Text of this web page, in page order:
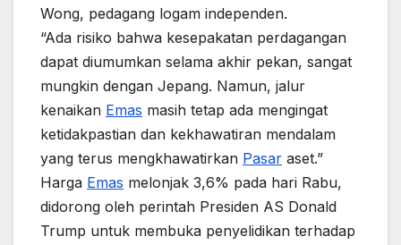
Wong, pedagang logam independen.
“Ada risiko bahwa kesepakatan perdagangan
dapat diumumkan selama akhir pekan, sangat
mungkin dengan Jepang. Namun, jalur
kenaikan Emas masih tetap ada mengingat
ketidakpastian dan kekhawatiran mendalam
yang terus mengkhawatirkan Pasar aset.”
Harga Emas melonjak 3,6% pada hari Rabu,
didorong oleh perintah Presiden AS Donald
Trump untuk membuka penyelidikan terhadap